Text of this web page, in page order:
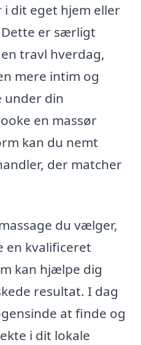
dit eget hjem eller
er særligt
travl hverdag,
mere intim og
under din
en massør
kan du nemt
der matcher
du vælger,
en kvalificeret
kan hjælpe dig
resultat. I dag
at finde og
i dit lokale